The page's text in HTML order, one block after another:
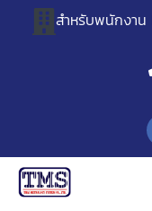
สำหรับพนักงาน